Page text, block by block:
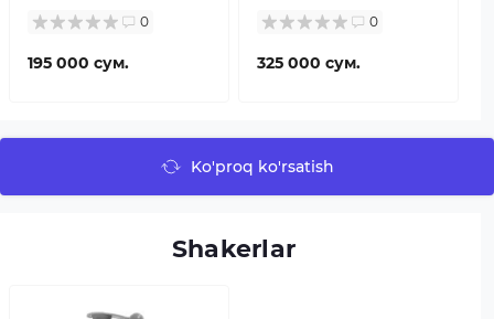
0
195 000 сум.
0
325 000 сум.
Ko'proq ko'rsatish
Shakerlar